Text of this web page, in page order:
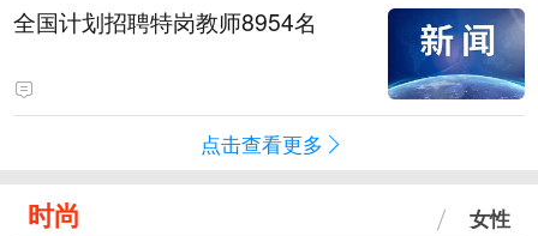
全国计划招聘特岗教师8954名
点击查看更多
时尚 女性